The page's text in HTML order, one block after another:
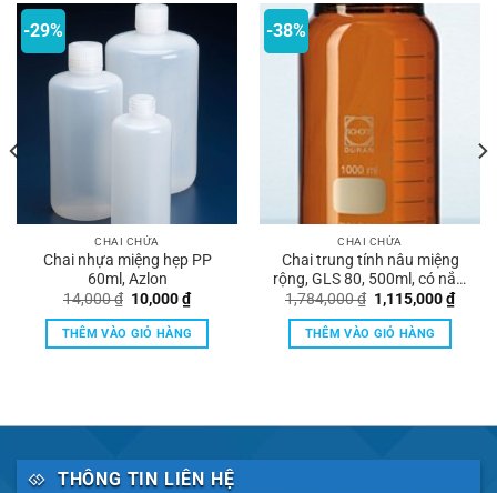
-29%
CHAI CHỨA
Chai nhựa miệng hẹp PP
60ml, Azlon
14,000₫ Giá
gốc
là:
14,000 ₫.
10,000₫Giá
hiện
tại
là:
THÊM VÀO GIỎ HÀNG
-38%
CHAI CHỨA
Chai trung tính nâu miệng
rộng, GLS 80, 500ml, có nắp,
có vòng đệm Duran
1,784,000₫ Giá
gốc
là:
1,784,000 ₫.
1,115,000₫Giá
hiện
THÊM VÀO GIỎ HÀNG
THÔNG TIN LIÊN HỆ